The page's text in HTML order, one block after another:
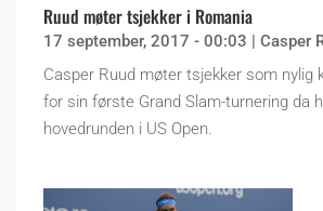
Ruud møter tsjekker i Romania
17 september, 2017 - 00:03 | Casper
Casper Ruud møter tsjekker som nylig
for sin første Grand Slam-turnering da
hovedrunden i US Open.